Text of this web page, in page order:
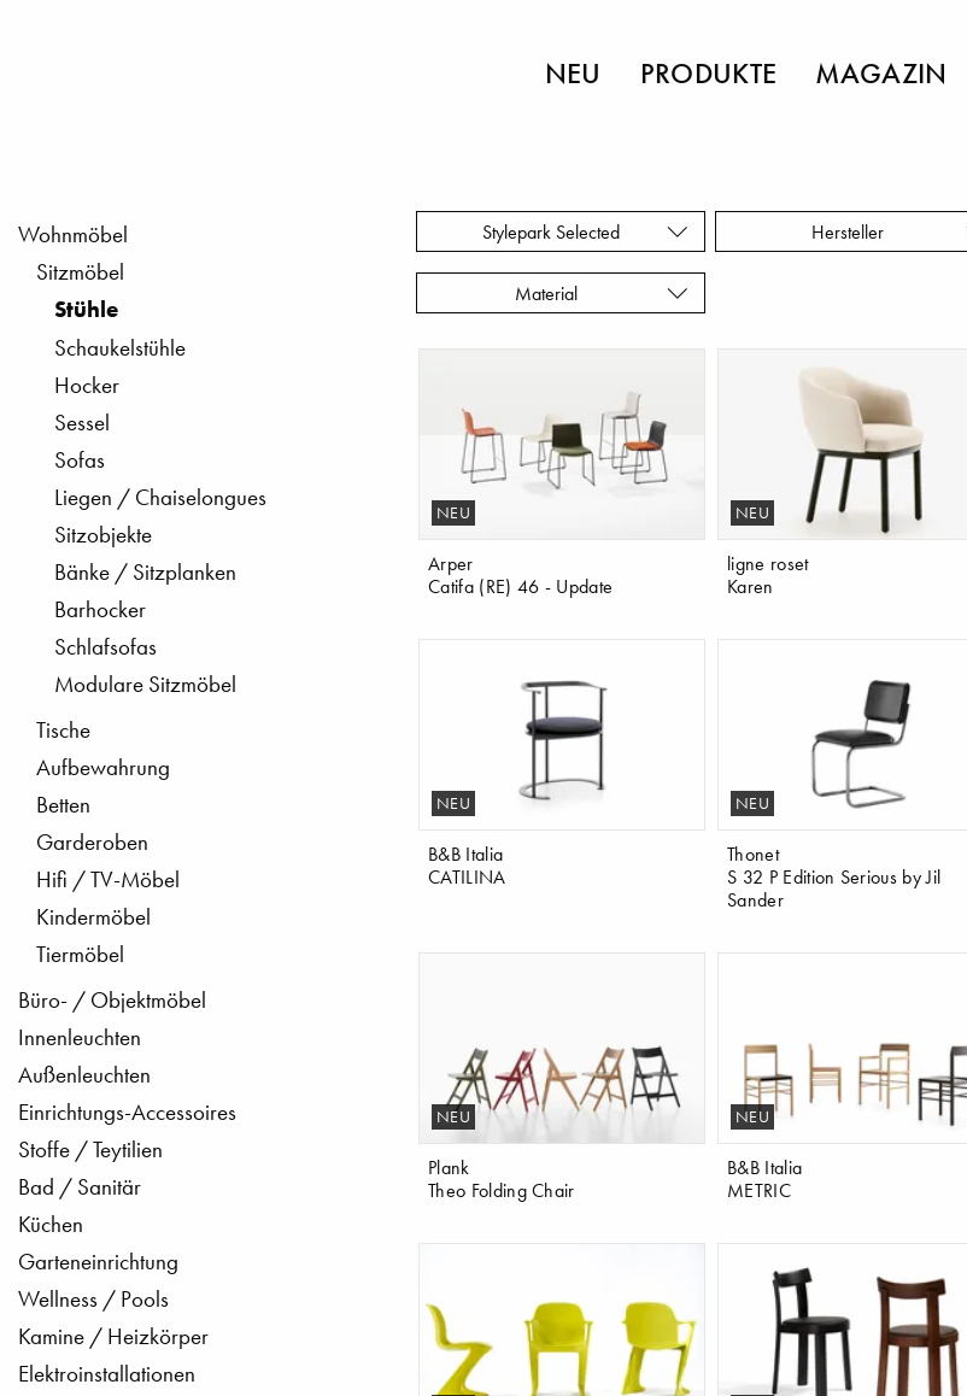
NEU PRODUKTE MAGAZIN
Wohnmöbel
Sitzmöbel
Stühle
Schaukelstühle
Hocker
Sessel
Sofas
Liegen / Chaiselongues
Sitzobjekte
Bänke / Sitzplanken
Barhocker
Schlafsofas
Modulare Sitzmöbel
Tische
Aufbewahrung
Betten
Garderoben
Hifi / TV-Möbel
Kindermöbel
Tiermöbel
Büro- / Objektmöbel
Innenleuchten
Außenleuchten
Einrichtungs-Accessoires
Stoffe / Teytilien
Bad / Sanitär
Küchen
Garteneinrichtung
Wellness / Pools
Kamine / Heizkörper
Elektroinstallationen
Stylepark Selected Hersteller
Material
NEU
Arper
Catifa (RE) 46 - Update
NEU
ligne roset
Karen
NEU
B&B Italia
CATILINA
NEU
Thonet
S 32 P Edition Serious by Jil
Sander
NEU
Plank
Theo Folding Chair
NEU
B&B Italia
METRIC